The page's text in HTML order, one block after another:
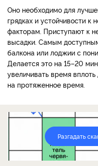
Оно необходимо для
грядках и устойчивости к
факторам. Приступают к
высадки. Самым
балкона или лоджии с
Делается это на 15–20
увеличивать время
на протяженное время.
Разгадать